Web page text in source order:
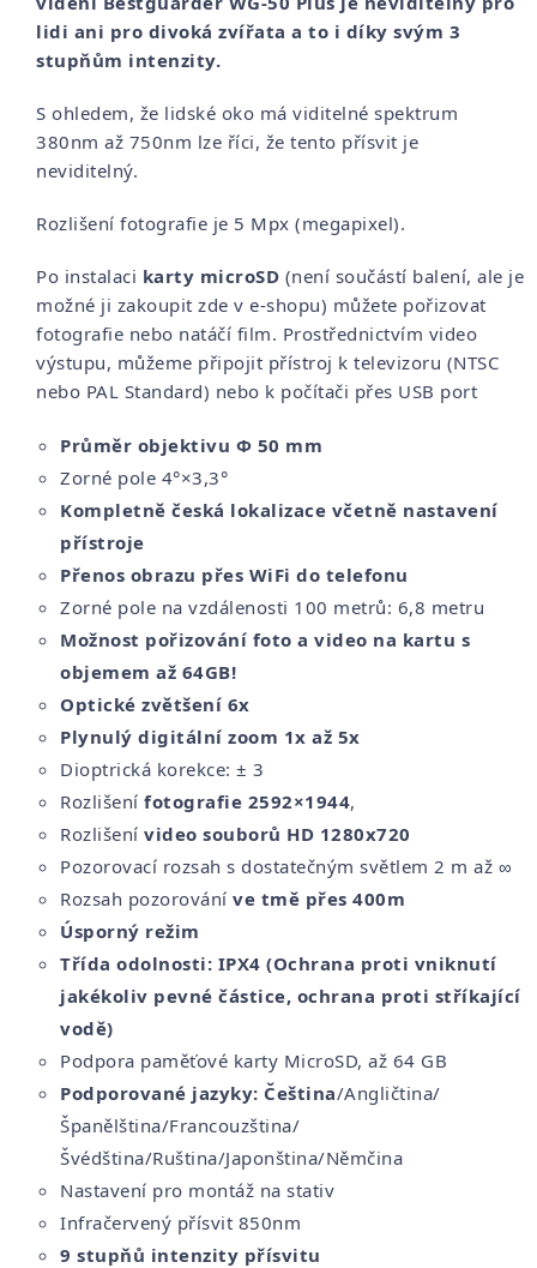
lidi ani pro divoká zvířata a to i díky svým 3
stupňům intenzity.
S ohledem, že lidské oko má viditelné spektrum
380nm až 750nm lze říci, že tento přísvit je
neviditelný.
Rozlišení fotografie je 5 Mpx (megapixel).
Po instalaci karty microSD (není součástí balení, ale je
možné ji zakoupit zde v e-shopu) můžete pořizovat
fotografie nebo natáčí film. Prostřednictvím video
výstupu, můžeme připojit přístroj k televizoru (NTSC
nebo PAL Standard) nebo k počítači přes USB port
Průměr objektivu Φ 50 mm
Zorné pole 4°×3,3°
Kompletně česká lokalizace včetně nastavení
přístroje
Přenos obrazu přes WiFi do telefonu
Zorné pole na vzdálenosti 100 metrů: 6,8 metru
Možnost pořizování foto a video na kartu s
objemem až 64GB!
Optické zvětšení 6x
Plynulý digitální zoom 1x až 5x
Dioptrická korekce: ± 3
Rozlišení fotografie 2592×1944,
Rozlišení video souborů HD 1280x720
Pozorovací rozsah s dostatečným světlem 2 m až ∞
Rozsah pozorování ve tmě přes 400m
Úsporný režim
Třída odolnosti: IPX4 (Ochrana proti vniknutí
jakékoliv pevné částice, ochrana proti stříkající
vodě)
Podpora paměťové karty MicroSD, až 64 GB
Podporované jazyky: Čeština/Angličtina/
Španělština/Francouzština/
Švédština/Ruština/Japonština/Němčina
Nastavení pro montáž na stativ
Infračervený přísvit 850nm
9 stupňů intenzity přísvitu